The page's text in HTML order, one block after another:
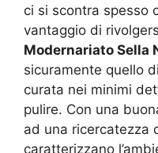
ci si scontra spesso
vantaggio di
Modernariato Sella
sicuramente quello
curata nei minimi
pulire. Con una
ad una ricercatezza
caratterizzano